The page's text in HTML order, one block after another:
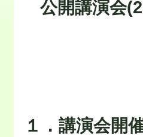
公開講演会
１．講演会開